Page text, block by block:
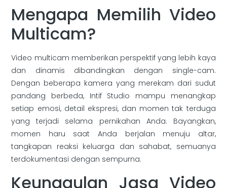
Mengapa Memilih Video
Multicam?
Video multicam memberikan perspektif yang lebih kaya
dan dinamis dibandingkan dengan single-cam.
Dengan beberapa kamera yang merekam dari sudut
pandang berbeda, Intif Studio mampu menangkap
setiap emosi, detail ekspresi, dan momen tak terduga
yang terjadi selama pernikahan Anda. Bayangkan,
momen haru saat Anda berjalan menuju altar,
tangkapan reaksi keluarga dan sahabat, semuanya
terdokumentasi dengan sempurna.
Keunggulan Jasa Video